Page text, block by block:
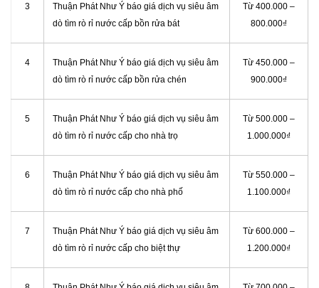
3
Thuận Phát Như Ý báo giá dịch vụ siêu âm
dò tìm rò rỉ nước cấp bồn rửa bát
Từ 400.000 –
800.000₫
4
Thuận Phát Như Ý báo giá dịch vụ siêu âm
dò tìm rò rỉ nước cấp bồn rửa chén
Từ 450.000 –
900.000₫
5
Thuận Phát Như Ý báo giá dịch vụ siêu âm
dò tìm rò rỉ nước cấp cho nhà trọ
Từ 500.000 –
1.000.000₫
6
Thuận Phát Như Ý báo giá dịch vụ siêu âm
dò tìm rò rỉ nước cấp cho nhà phố
Từ 550.000 –
1.100.000₫
7
Thuận Phát Như Ý báo giá dịch vụ siêu âm
dò tìm rò rỉ nước cấp cho biệt thự
Từ 600.000 –
1.200.000₫